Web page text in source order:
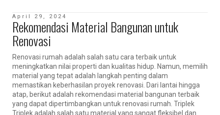
April 29, 2024
Rekomendasi Material Bangunan untuk
Renovasi
Renovasi rumah adalah salah satu cara terbaik untuk
meningkatkan nilai properti dan kualitas hidup. Namun, memilih
material yang tepat adalah langkah penting dalam
memastikan keberhasilan proyek renovasi. Dari lantai hingga
atap, berikut adalah rekomendasi material bangunan terbaik
yang dapat dipertimbangkan untuk renovasi rumah. Triplek
Triplek adalah salah satu material yang sangat fleksibel dan